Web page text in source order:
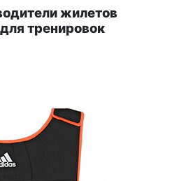
жилетов
тренировок